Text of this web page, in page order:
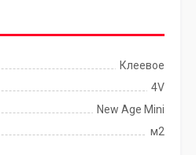
Клеевое
4V
New Age Mini
м2